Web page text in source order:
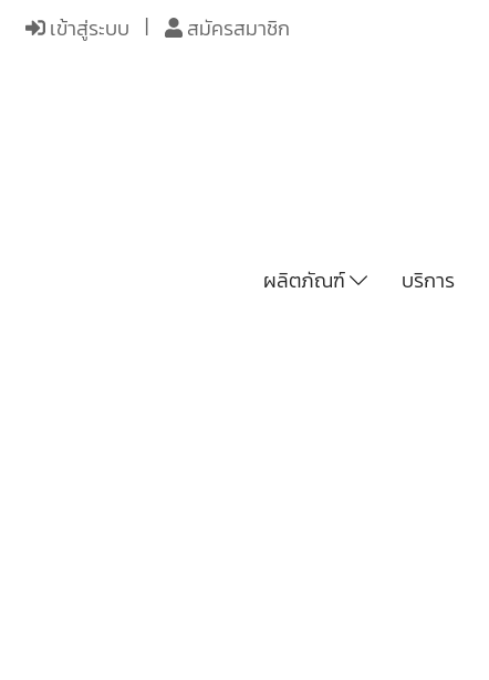
เข้าสู่ระบบ สมัครสมาชิก
ผลิตภัณฑ์ บริการ